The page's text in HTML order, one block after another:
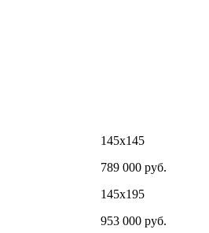
145х145
789 000 руб.
145х195
953 000 руб.